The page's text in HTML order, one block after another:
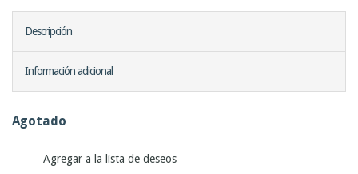
Descripción
Información adicional
Agotado
Agregar a la lista de deseos